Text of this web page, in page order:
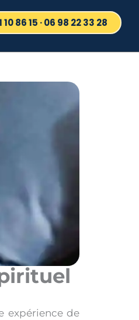
10 86 15 · 06 98 22 33 28
expérience de